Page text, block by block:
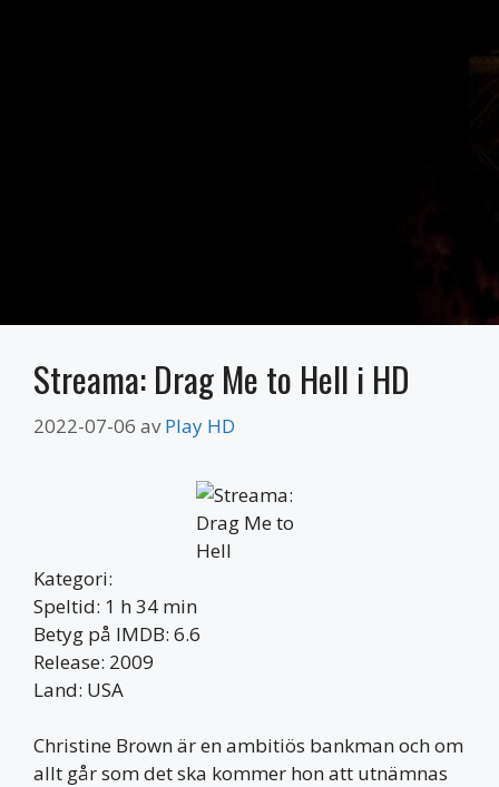
Streama: Drag Me to Hell i HD
2022-07-06 avPlay HD
Kategori:
Speltid: 1 h 34 min
Betyg på IMDB: 6.6
Release: 2009
Land: USA
Christine Brown är en ambitiös bankman och om
allt går som det ska kommer hon att utnämnas